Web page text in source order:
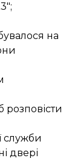
на
служби
двері